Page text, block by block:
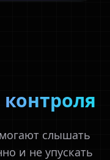
контроля
слышать
и не упускать